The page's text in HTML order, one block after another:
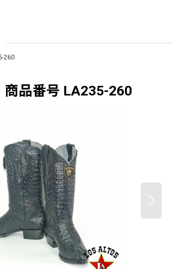
260
商品番号 LA235-260